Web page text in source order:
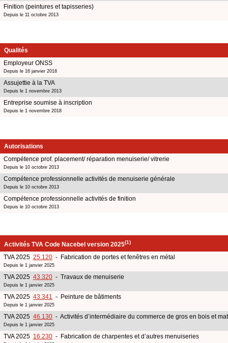
Finition (peintures et tapisseries)
Depuis le 11 octobre 2013
Qualités
Employeur ONSS
Depuis le 16 janvier 2018
Assujettie à la TVA
Depuis le 1 novembre 2013
Entreprise soumise à inscription
Depuis le 1 novembre 2018
Autorisations
Compétence prof. placement/ réparation menuiserie/ vitrerie
Depuis le 10 octobre 2013
Compétence professionnelle activités de menuiserie générale
Depuis le 10 octobre 2013
Compétence professionnelle activités de finition
Depuis le 10 octobre 2013
Activités TVA Code Nacebel version 2025(1)
TVA 2025 25.120 - Fabrication de portes et fenêtres en métal
Depuis le 1 janvier 2025
TVA 2025 43.320 - Travaux de menuiserie
Depuis le 1 janvier 2025
TVA 2025 43.341 - Peinture de bâtiments
Depuis le 1 janvier 2025
TVA 2025 46.130 - Activités d’intermédiaire du commerce de gros en bois et
Depuis le 1 janvier 2025
TVA 2025 16.230 - Fabrication de charpentes et d’autres menuiseries